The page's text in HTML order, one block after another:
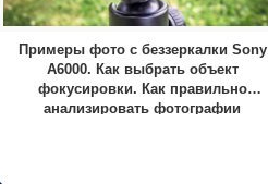
Примеры фото с беззеркалки Sony
A6000. Как выбрать объект
фокусировки. Как правильно
анализировать фотографии